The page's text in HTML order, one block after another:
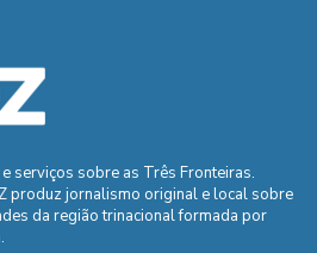
serviços sobre as Três Fronteiras.
produz jornalismo original e local sobre
da região trinacional formada por